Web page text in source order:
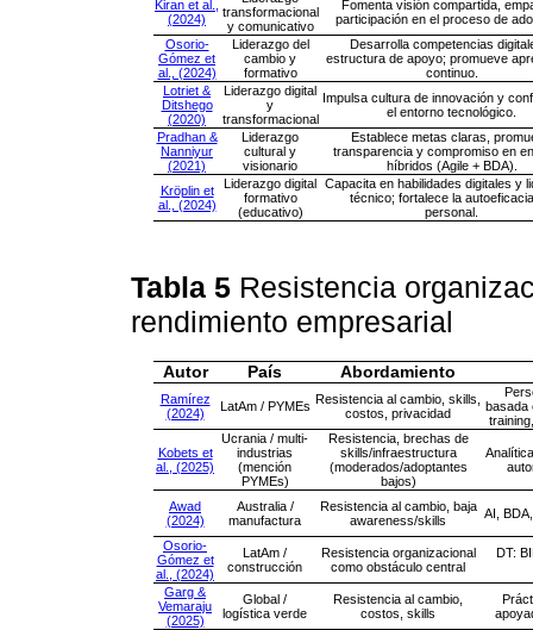
Kiran et al.,
(2024)
transformacional
y comunicativo
Fomenta visión compartida,
participación en el proceso de
Osorio-
Gómez et
al., (2024)
Liderazgo del
cambio y
formativo
Desarrolla competencias
estructura de apoyo; promueve
continuo.
Lotriet &
Ditshego
(2020)
Liderazgo digital
y
transformacional
Impulsa cultura de innovación y
el entorno tecnológico.
Pradhan &
Nanniyur
(2021)
Liderazgo
cultural y
visionario
Establece metas claras,
transparencia y compromiso en
híbridos (Agile + BDA).
Kröplin et
al., (2024)
Liderazgo digital
formativo
(educativo)
Capacita en habilidades digitales y
técnico; fortalece la
personal.
Tabla 5 Resistencia
rendimiento empresarial
Autor País Abordamiento
Ramírez
(2024)
LatAm / PYMEs Resistencia al cambio, skills,
costos, privacidad
basada
Kobets et
al., (2025)
Ucrania / multi-
industrias
(mención
PYMEs)
Resistencia, brechas de
skills/infraestructura
(moderados/adoptantes
bajos)
Awad
(2024)
Australia /
manufactura
Resistencia al cambio, baja
awareness/skills
AI,
Osorio-
Gómez et
al., (2024)
LatAm /
construcción
Resistencia organizacional
como obstáculo central
DT:
Garg &
Vemaraju
(2025)
Global /
logística verde
Resistencia al cambio,
costos, skills